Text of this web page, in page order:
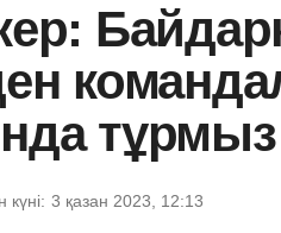
тұрмыз
күні: 3 қазан 2023, 12:13